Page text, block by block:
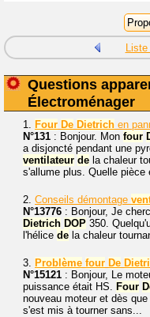
Questions
Électroménager
1. Four De Dietrich en
N°131 : Bonjour. Mon four
a disjoncté pendant une
ventilateur de la chaleur
s'allume plus. Quelle pièce
2. Conseils démontage
N°13776 : Bonjour, Je
Dietrich DOP 350.
l'hélice de la chaleur
3. Problème four De
N°15121 : Bonjour, Le
puissance était HS.
Four
nouveau moteur et dès
s'est mis à tourner sans...